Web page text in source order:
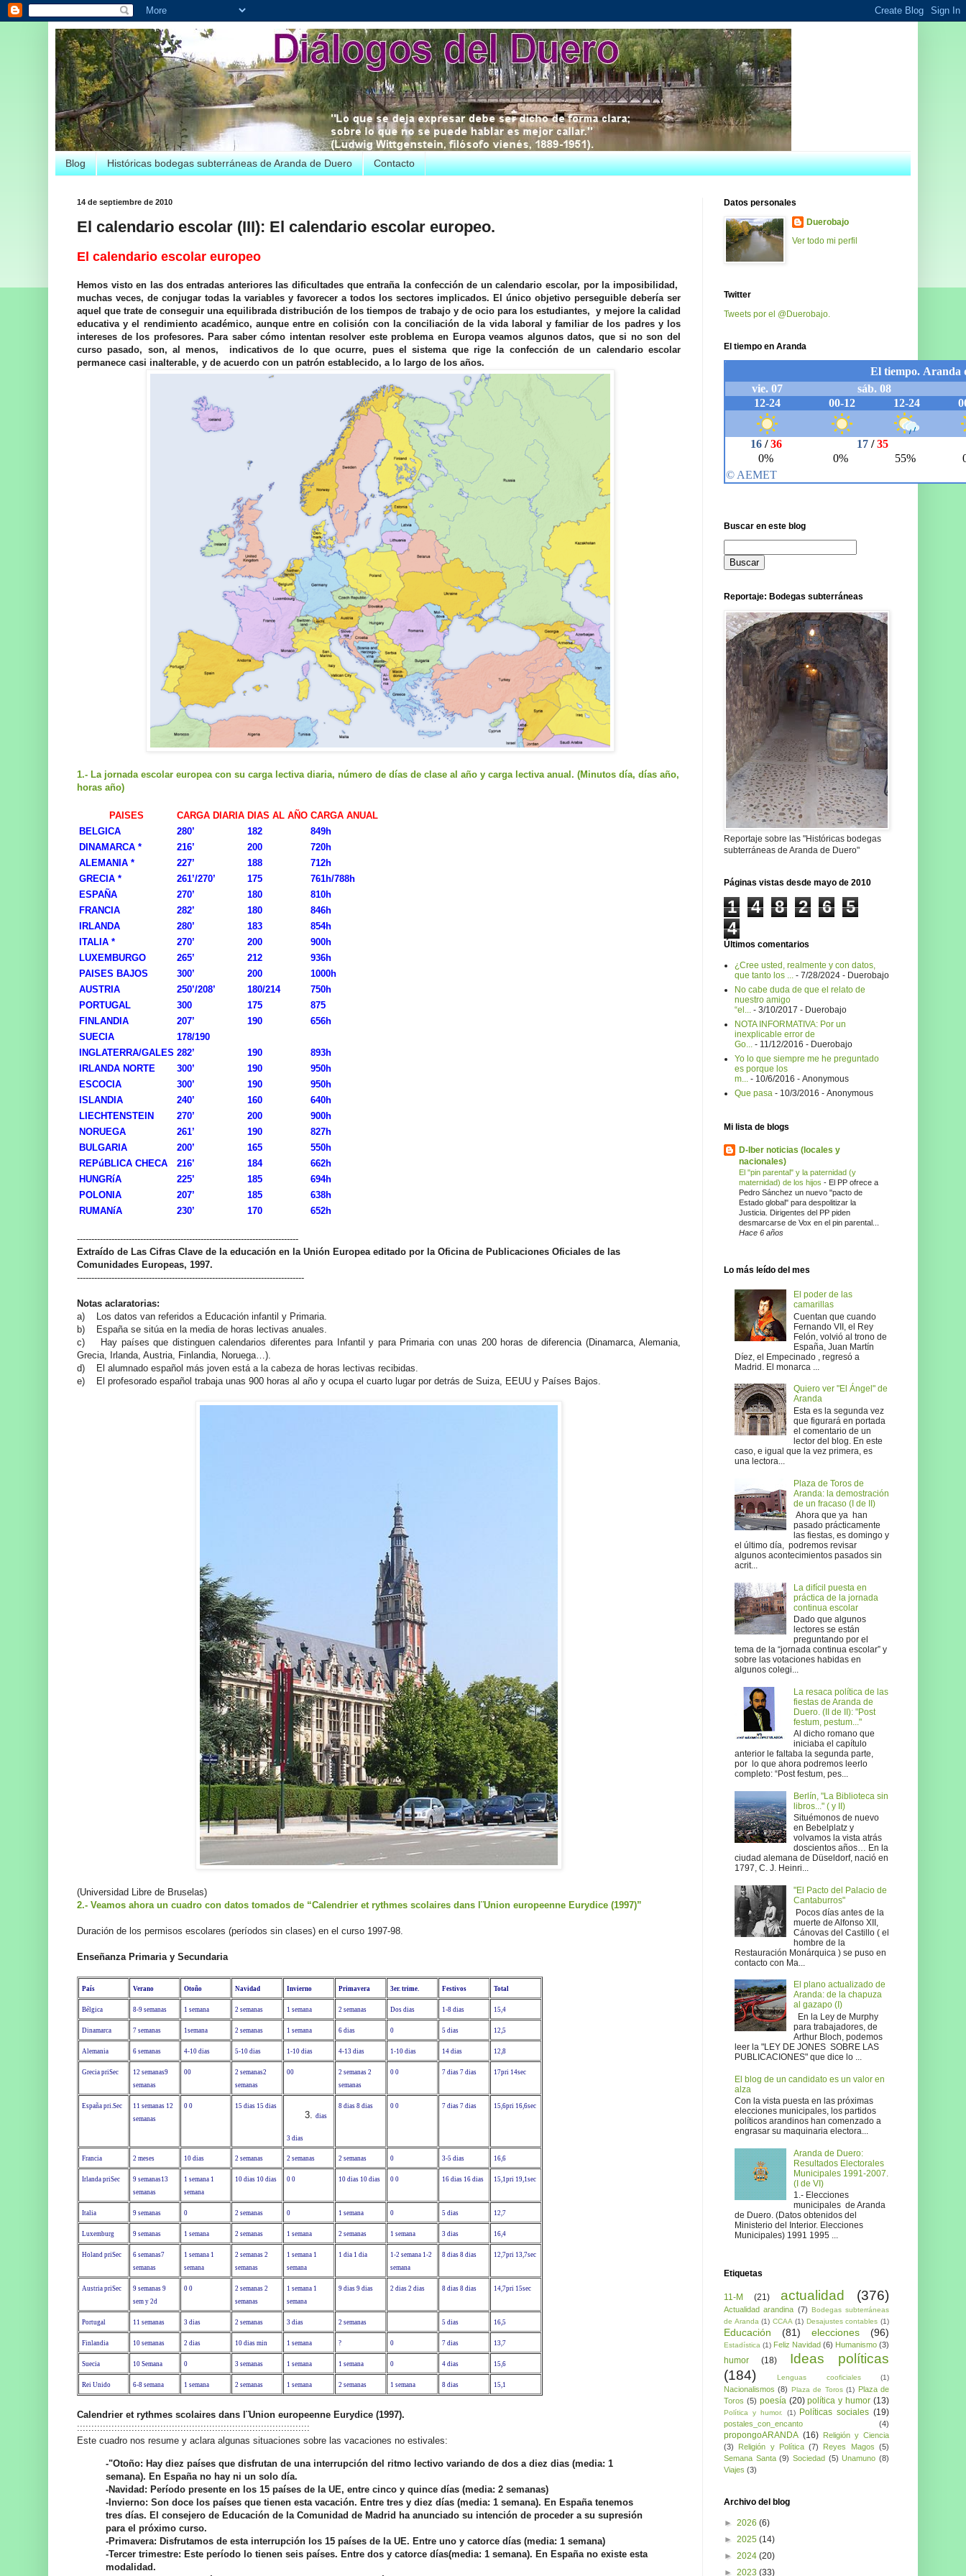
Blog Históricas bodegas subterráneas de Aranda de Duero Contacto
14 de septiembre de 2010
El calendario escolar (III): El calendario escolar europeo.
El calendario escolar europeo
Hemos visto en las dos entradas anteriores las dificultades que entraña la confección de un calendario escolar, por la imposibilidad,
muchas veces, de conjugar todas la variables y favorecer a todos los sectores implicados. El único objetivo perseguible debería ser
aquel que trate de conseguir una equilibrada distribución de los tiempos de trabajo y de ocio para los estudiantes, y mejore la calidad
educativa y el rendimiento académico, aunque entre en colisión con la conciliación de la vida laboral y familiar de los padres y los
intereses de los profesores. Para saber cómo intentan resolver este problema en Europa veamos algunos datos, que si no son del
curso pasado, son, al menos, indicativos de lo que ocurre, pues el sistema que rige la confección de un calendario escolar
permanece casi inalterable, y de acuerdo con un patrón establecido, a lo largo de los años.
1.- La jornada escolar europea con su carga lectiva diaria, número de días de clase al año y carga lectiva anual. (Minutos día, días año,
horas año)
PAISES CARGA DIARIA DIAS AL AÑO CARGA ANUAL
BELGICA
280’ 182
849h
DINAMARCA *
216’ 200
720h
ALEMANIA *
227’ 188
712h
GRECIA *
261’/270’ 175
761h/788h
ESPAÑA
270’ 180
810h
FRANCIA
282’ 180
846h
IRLANDA
280’ 183
854h
ITALIA *
270’ 200
900h
LUXEMBURGO
265’ 212
936h
PAISES BAJOS
300’ 200
1000h
AUSTRIA
250’/208’ 180/214
750h
PORTUGAL
300 175
875
FINLANDIA
207’ 190
656h
SUECIA
178/190
INGLATERRA/GALES 282’ 190
893h
IRLANDA NORTE
300’ 190
950h
ESCOCIA
300’ 190
950h
ISLANDIA
240’ 160
640h
LIECHTENSTEIN
270’ 200
900h
NORUEGA
261’ 190
827h
BULGARIA
200’ 165
550h
REPúBLICA CHECA
216’ 184
662h
HUNGRíA
225’ 185
694h
POLONIA
207’ 185
638h
RUMANíA
230’ 170 652h
-----------------------------------------------------------------------------
Extraído de Las Cifras Clave de la educación en la Unión Europea editado por la Oficina de Publicaciones Oficiales de las
Comunidades Europeas, 1997.
-------------------------------------------------------------------------------
Notas aclaratorias:
a) Los datos van referidos a Educación infantil y Primaria.
b) España se sitúa en la media de horas lectivas anuales.
c) Hay países que distinguen calendarios diferentes para Infantil y para Primaria con unas 200 horas de diferencia (Dinamarca, Alemania,
Grecia, Irlanda, Austria, Finlandia, Noruega…).
d) El alumnado español más joven está a la cabeza de horas lectivas recibidas.
e) El profesorado español trabaja unas 900 horas al año y ocupa el cuarto lugar por detrás de Suiza, EEUU y Países Bajos.
(Universidad Libre de Bruselas)
2.- Veamos ahora un cuadro con datos tomados de “Calendrier et rythmes scolaires dans l¨Union europeenne Eurydice (1997)”
Duración de los permisos escolares (períodos sin clases) en el curso 1997-98.
Enseñanza Primaria y Secundaria
País Verano Otoño Navidad Invierno Primavera 3er. trime. Festivos Total
Bélgica 8-9 semanas 1 semana 2 semanas 1 semana 2 semanas Dos dias 1-8 dias 15,4
Dinamarca 7 semanas 1semana 2 semanas 1 semana 6 dias 0 5 dias 12,5
Alemania 6 semanas 4-10 dias 5-10 dias 1-10 dias 4-13 dias 1-10 dias 14 dias 12,8
Grecia priSec 12 semanas9
semanas
00 2 semanas2
semanas
00 2 semanas 2
semanas
0 0 7 dias 7 dias 17pri 14sec
España pri.Sec 11 semanas 12
semanas
0 0 15 dias 15 dias
dias
3 dias
8 dias 8 dias 0 0 7 dias 7 dias 15,6pri 16,6sec
Francia 2 meses 10 dias 2 semanas 2 semanas 2 semanas 0 3-5 dias 16,6
Irlanda priSec 9 semanas13
semanas
1 semana 1
semana
10 dias 10 dias 0 0 10 dias 10 dias 0 0 16 dias 16 dias 15,1pri 19,1sec
Italia 9 semanas 0 2 semanas 0 1 semana 0 5 dias 12,7
Luxemburg 9 semanas 1 semana 2 semanas 1 semana 2 semanas 1 semana 3 dias 16,4
Holand priSec 6 semanas7
semanas
1 semana 1
semana
2 semanas 2
semanas
1 semana 1
semana
1 dia 1 dia 1-2 semana 1-2
semana
8 dias 8 dias 12,7pri 13,7sec
Austria priSec 9 semanas 9
sem y 2d
0 0 2 semanas 2
semanas
1 semana 1
semana
9 dias 9 dias 2 dias 2 dias 8 dias 8 dias 14,7pri 15sec
Portugal 11 semanas 3 dias 2 semanas 3 dias 2 semanas 5 dias 16,5
Finlandia 10 semanas 2 dias 10 dias min 1 semana ? 0 7 dias 13,7
Suecia 10 Semana 0 3 semanas 1 semana 1 semana 0 4 dias 15,6
Rei Unido 6-8 semana 1 semana 2 semanas 1 semana 2 semanas 1 semana 8 dias 15,1
Calendrier et rythmes scolaires dans l¨Union europeenne Eurydice (1997).
:::::::::::::::::::::::::::::::::::::::::::::::::::::::::::::::::::::::::::::::::
Este cuadro nos resume y aclara algunas situaciones sobre las vacaciones no estivales:
-"Otoño: Hay diez países que disfrutan de una interrupción del ritmo lectivo variando de dos a diez dias (media: 1
semana). En España no hay ni un solo día.
-Navidad: Período presente en los 15 países de la UE, entre cinco y quince días (media: 2 semanas)
-Invierno: Son doce los países que tienen esta vacación. Entre tres y diez días (media: 1 semana). En España tenemos
tres días. El consejero de Educación de la Comunidad de Madrid ha anunciado su intención de proceder a su supresión
para el próximo curso.
-Primavera: Disfrutamos de esta interrupción los 15 países de la UE. Entre uno y catorce días (media: 1 semana)
-Tercer trimestre: Este período lo tienen seis países. Entre dos y catorce días(media: 1 semana). En España no existe esta
modalidad.
Datos personales
Duerobajo
Ver todo mi perfil
Twitter
Tweets por el @Duerobajo.
El tiempo en Aranda
Buscar en este blog
Reportaje: Bodegas subterráneas
Reportaje sobre las "Históricas bodegas
subterráneas de Aranda de Duero"
Páginas vistas desde mayo de 2010
1 4 8 2 6
5
4
Últimos comentarios
¿Cree usted, realmente y con datos,
que tanto los ...
- 7/28/2024 - Duerobajo
No cabe duda de que el relato de
nuestro amigo
“el...
- 3/10/2017 - Duerobajo
NOTA INFORMATIVA: Por un
inexplicable error de
Go...
- 11/12/2016 - Duerobajo
Yo lo que siempre me he preguntado
es porque los
m...
- 10/6/2016 - Anonymous
Que pasa - 10/3/2016 - Anonymous
Mi lista de blogs
D-Iber noticias (locales y
nacionales)
El "pin parental" y la paternidad (y
maternidad) de los hijos - El PP ofrece a
Pedro Sánchez un nuevo "pacto de
Estado global" para despolitizar la
Justicia. Dirigentes del PP piden
desmarcarse de Vox en el pin parental...
Hace 6 años
Lo más leído del mes
El poder de las
camarillas
Cuentan que cuando
Fernando VII, el Rey
Felón, volvió al trono de
España, Juan Martín
Díez, el Empecinado , regresó a
Madrid. El monarca ...
Quiero ver "El Ángel" de
Aranda
Esta es la segunda vez
que figurará en portada
el comentario de un
lector del blog. En este
caso, e igual que la vez primera, es
una lectora...
Plaza de Toros de
Aranda: la demostración
de un fracaso (I de II)
Ahora que ya han
pasado prácticamente
las fiestas, es domingo y
el último día, podremos revisar
algunos acontecimientos pasados sin
acrit...
La difícil puesta en
práctica de la jornada
continua escolar
Dado que algunos
lectores se están
preguntando por el
tema de la “jornada continua escolar” y
sobre las votaciones habidas en
algunos colegi...
La resaca política de las
fiestas de Aranda de
Duero. (II de II): "Post
festum, pestum..."
Al dicho romano que
iniciaba el capítulo
anterior le faltaba la segunda parte,
por lo que ahora podremos leerlo
completo: “Post festum, pes...
Berlín, "La Biblioteca sin
libros..." ( y II)
Situémonos de nuevo
en Bebelplatz y
volvamos la vista atrás
doscientos años… En la
ciudad alemana de Düseldorf, nació en
1797, C. J. Heinri...
"El Pacto del Palacio de
Cantaburros"
Pocos días antes de la
muerte de Alfonso XII,
Cánovas del Castillo ( el
hombre de la
Restauración Monárquica ) se puso en
contacto con Ma...
El plano actualizado de
Aranda: de la chapuza
al gazapo (I)
En la Ley de Murphy
para trabajadores, de
Arthur Bloch, podemos
leer la "LEY DE JONES SOBRE LAS
PUBLICACIONES" que dice lo ...
El blog de un candidato es un valor en
alza
Con la vista puesta en las próximas
elecciones municipales, los partidos
políticos arandinos han comenzado a
engrasar su maquinaria electora...
Aranda de Duero:
Resultados Electorales
Municipales 1991-2007.
(I de VI)
1.- Elecciones
municipales de Aranda
de Duero. (Datos obtenidos del
Ministerio del Interior. Elecciones
Municipales) 1991 1995 ...
Etiquetas
11-M (21) actualidad (376)
Actualidad arandina (7) Bodegas subterráneas
de Aranda (1) CCAA (1) Desajustes contables (1)
Educación (81) elecciones (96)
Estadística (1) Feliz Navidad (6) Humanismo (3)
humor (18)
Ideas políticas
(184)
Lenguas cooficiales (1)
Nacionalismos (8) Plaza de Toros (1) Plaza de
Toros (5) poesía (20) política y humor (13)
Política y humor. (1) Políticas sociales (19)
postales_con_encanto (4)
propongoARANDA (16) Religión y Ciencia
(3)
Religión y Política (7) Reyes Magos (5)
Semana Santa (9) Sociedad (5) Unamuno (8)
Viajes (3)
Archivo del blog
► 2026 (6)
► 2025 (14)
► 2024 (20)
► 2023 (33)